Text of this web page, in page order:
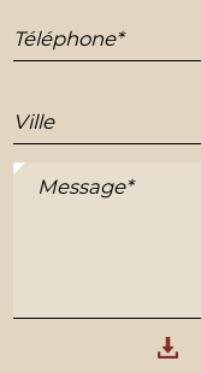
Téléphone*
Ville
Message*